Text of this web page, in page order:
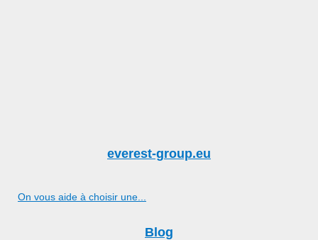
everest-group.eu
On vous aide à choisir une...
Blog